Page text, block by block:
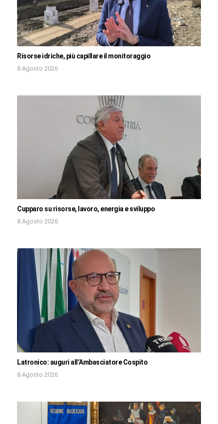
Risorse idriche, più capillare il monitoraggio
8 Agosto 2026
Cupparo su risorse, lavoro, energia e sviluppo
8 Agosto 2026
Latronico: auguri all’Ambasciatore Cospito
8 Agosto 2026